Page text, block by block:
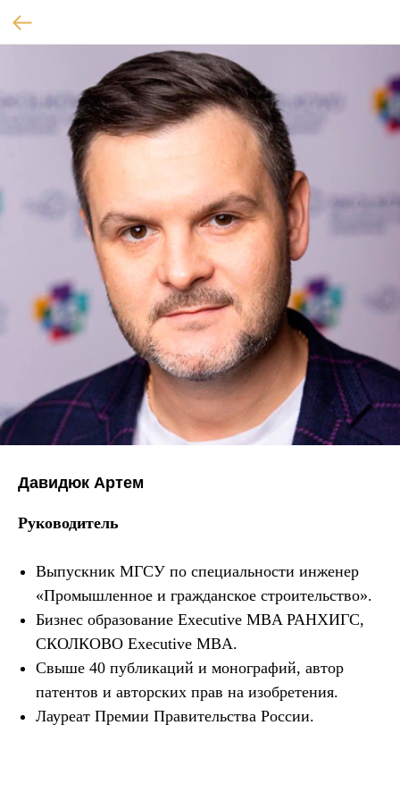
Давидюк Артем
Руководитель
Выпускник МГСУ по специальности инженер
«Промышленное и гражданское строительство».
Бизнес образование Executive MBA РАНХИГС,
СКОЛКОВО Executive MBA.
Свыше 40 публикаций и монографий, автор
патентов и авторских прав на изобретения.
Лауреат Премии Правительства России.